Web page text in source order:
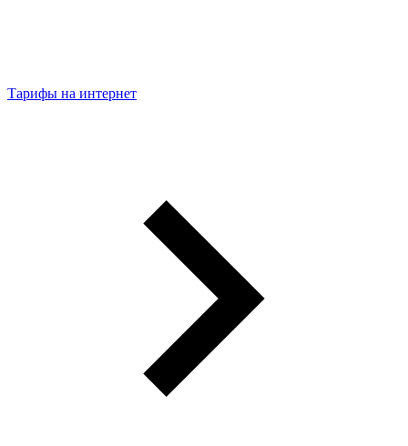
Тарифы на интернет